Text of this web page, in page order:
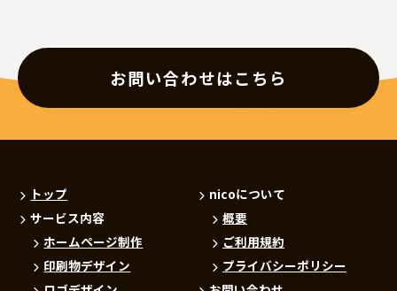
お問い合わせはこちら
トップ
サービス内容
ホームページ制作
印刷物デザイン
nicoについて
概要
ご利用規約
プライバシーポリシー